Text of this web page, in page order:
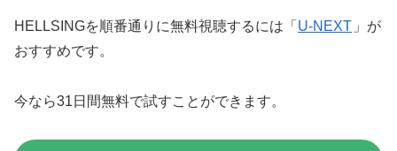
HELLSINGを順番通りに無料視聴するには「 U-NEXT 」が
おすすめです。
今なら31日間無料で試すことができます。